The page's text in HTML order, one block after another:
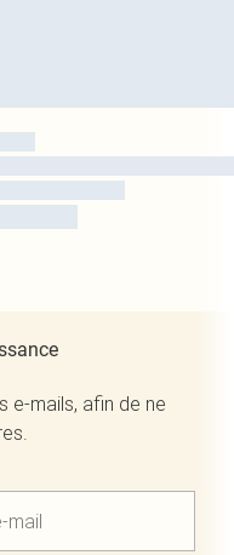
e-mails, afin de ne